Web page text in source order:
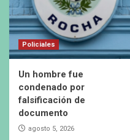
Policiales
Un hombre fue
condenado por
falsificación de
documento
agosto 5, 2026